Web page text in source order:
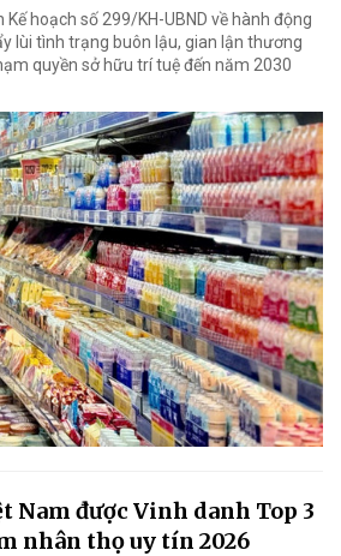
hoạch số 299/KH-UBND về hành động
lùi tình trạng buôn lậu, gian lận thương
quyền sở hữu trí tuệ đến năm 2030
được Vinh danh Top 3
nhân thọ uy tín 2026